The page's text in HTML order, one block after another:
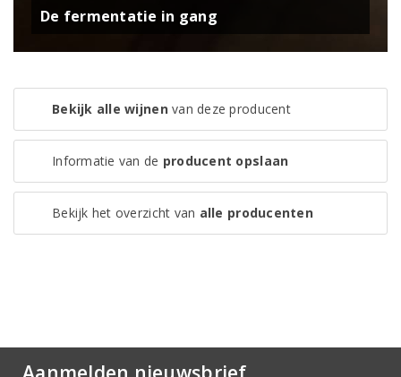
De fermentatie in gang
Bekijk alle wijnenvan deze producent
Informatie van de producent opslaan
Bekijk het overzicht van alle producenten